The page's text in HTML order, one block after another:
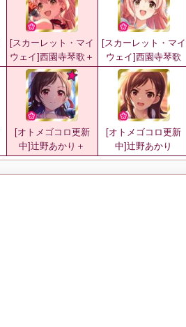
[スカーレット・マイ
ウェイ]西園寺琴歌＋
[スカーレット・マイ
ウェイ]西園寺琴歌
[オトメゴコロ更新
中]辻野あかり＋
[オトメゴコロ更新
中]辻野あかり